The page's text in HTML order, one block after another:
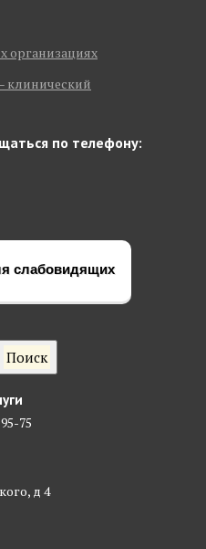
организациях
клинический
по телефону:
слабовидящих
Поиск
75
д 4